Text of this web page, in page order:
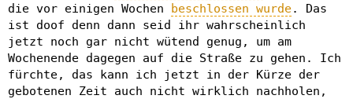
die vor einigen Wochen
beschlossen wurde. Das
ist doof denn dann seid ihr wahrscheinlich
jetzt noch gar nicht wütend genug, um am
Wochenende dagegen auf die Straße zu gehen. Ich
fürchte, das kann ich jetzt in der Kürze der
gebotenen Zeit auch nicht wirklich nachholen,